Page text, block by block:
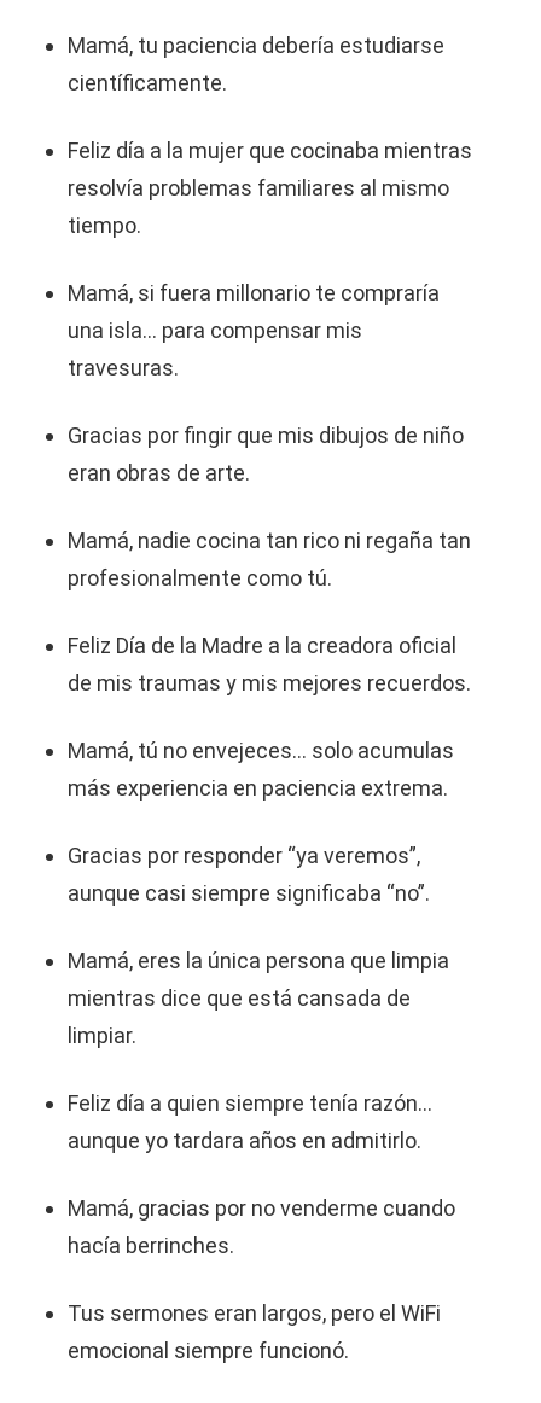
Mamá, tu paciencia debería estudiarse
científicamente.
Feliz día a la mujer que cocinaba mientras
resolvía problemas familiares al mismo
tiempo.
Mamá, si fuera millonario te compraría
una isla… para compensar mis
travesuras.
Gracias por fingir que mis dibujos de niño
eran obras de arte.
Mamá, nadie cocina tan rico ni regaña tan
profesionalmente como tú.
Feliz Día de la Madre a la creadora oficial
de mis traumas y mis mejores recuerdos.
Mamá, tú no envejeces… solo acumulas
más experiencia en paciencia extrema.
Gracias por responder “ya veremos”,
aunque casi siempre significaba “no”.
Mamá, eres la única persona que limpia
mientras dice que está cansada de
limpiar.
Feliz día a quien siempre tenía razón…
aunque yo tardara años en admitirlo.
Mamá, gracias por no venderme cuando
hacía berrinches.
Tus sermones eran largos, pero el WiFi
emocional siempre funcionó.